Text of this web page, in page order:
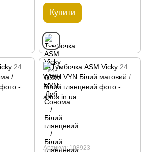
Купити
Артикул: 108923